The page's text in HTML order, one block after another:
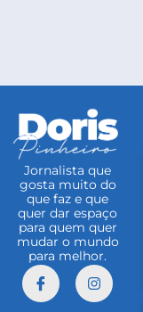
Jornalista que
gosta muito do
que faz e que
quer dar espaço
para quem quer
mudar o mundo
para melhor.